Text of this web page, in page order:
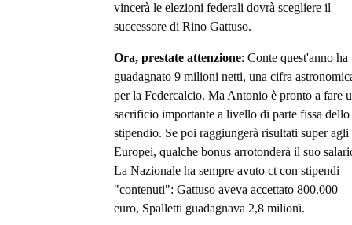
vincerà le elezioni federali dovrà scegliere il
successore di Rino Gattuso.
Ora, prestate attenzione: Conte quest'anno ha
guadagnato 9 milioni netti, una cifra
per la Federcalcio. Ma Antonio è pronto a fare
sacrificio importante a livello di parte fissa dello
stipendio. Se poi raggiungerà risultati super agli
Europei, qualche bonus arrotonderà il suo
La Nazionale ha sempre avuto ct con stipendi
"contenuti": Gattuso aveva accettato 800.000
euro, Spalletti guadagnava 2,8 milioni.